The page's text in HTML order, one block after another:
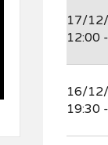
17/
12:00
16/
19:30